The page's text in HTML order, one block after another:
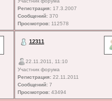
Регистрация:17.3.2007
Сообщений:370
Просмотров:112578
12311
22.11.2011, 11:10
Участник форума
Регистрация:22.11.2011
Сообщений:7
Просмотров:43494